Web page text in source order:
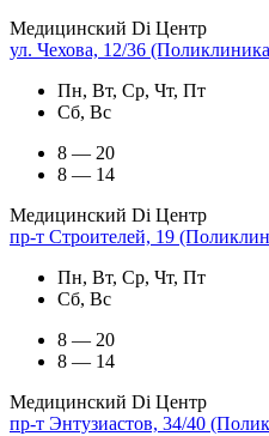
Медицинский Di Центр
ул. Чехова, 12/36
Пн, Вт, Ср, Чт, Пт
Сб, Вс
8 — 20
8 — 14
Медицинский Di Центр
пр-т Строителей, 19
Пн, Вт, Ср, Чт, Пт
Сб, Вс
8 — 20
8 — 14
Медицинский Di Центр
пр-т Энтузиастов, 34/40